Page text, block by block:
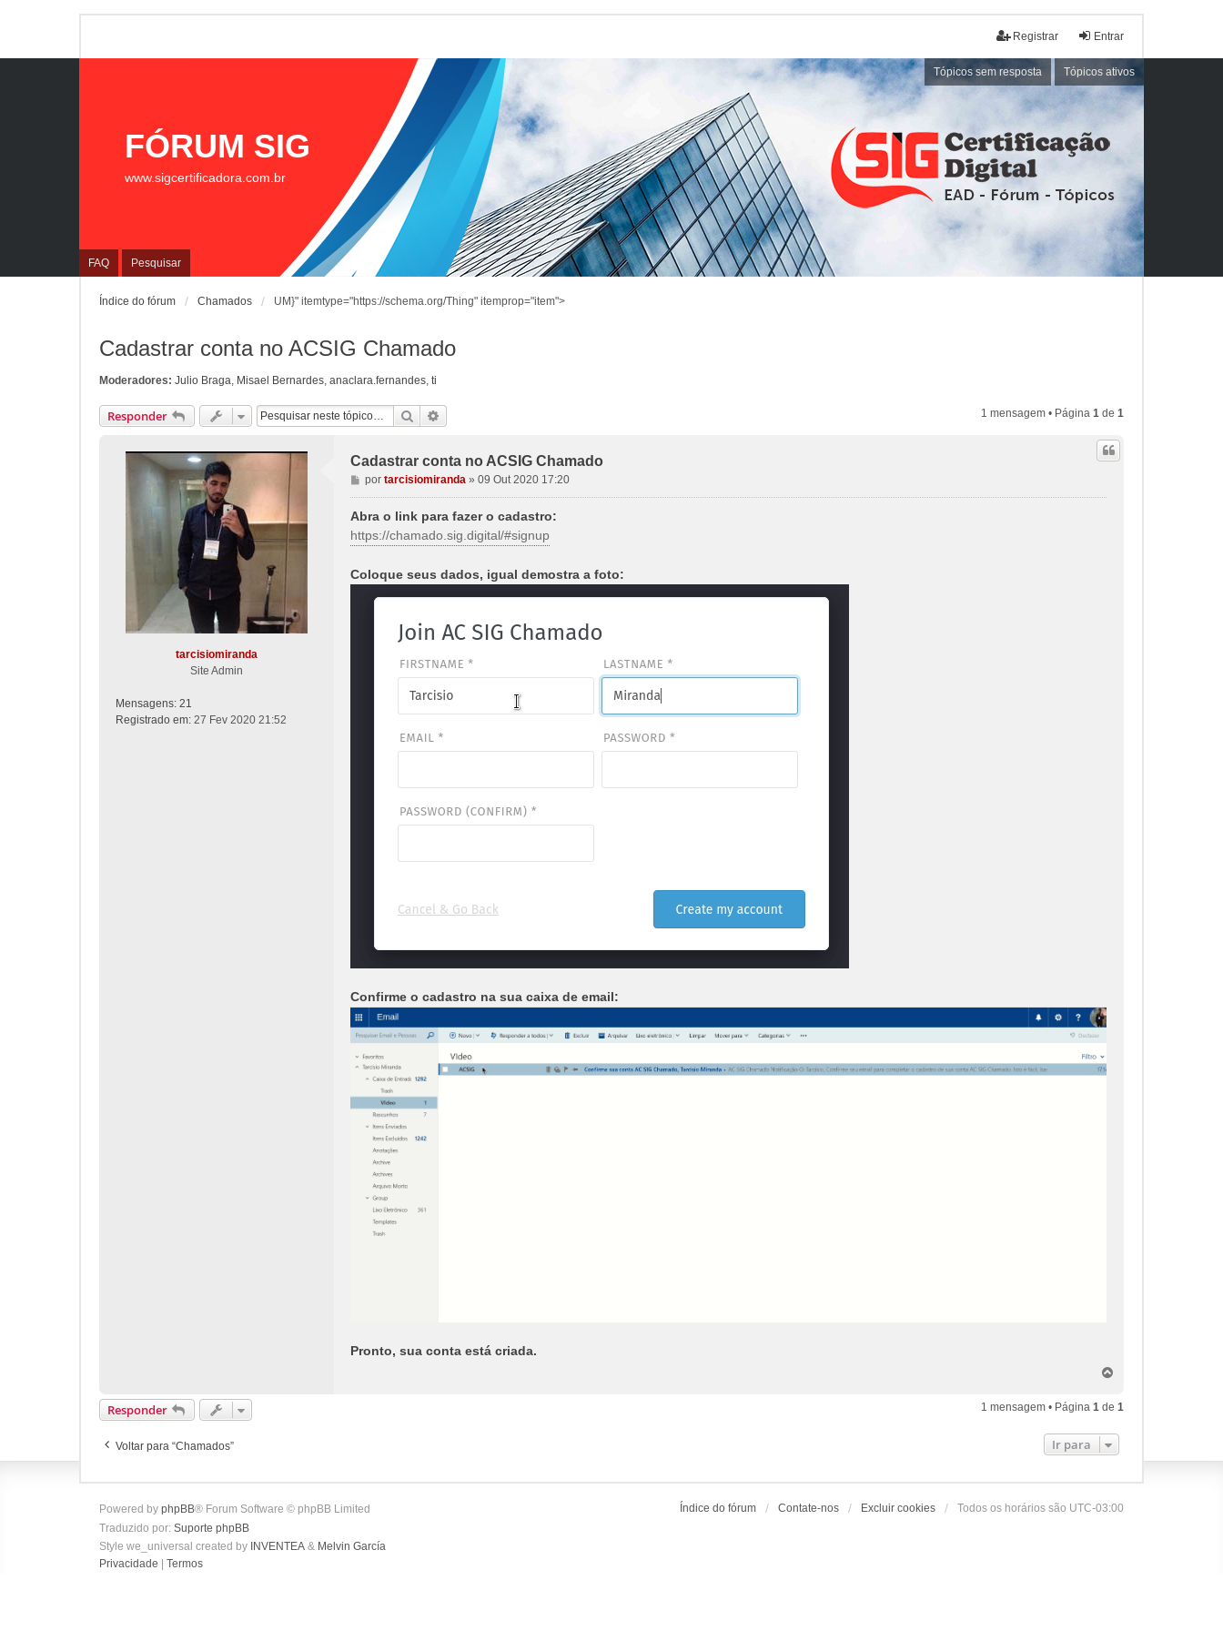
Entrar
Registrar
Tópicos sem resposta Tópicos ativos
FAQ Pesquisar
FÓRUM SIG
www.sigcertificadora.com.br
Índice do fórum Chamados UM}" itemtype="https://schema.org/Thing" itemprop="item">
Cadastrar conta no ACSIG Chamado
Moderadores: Julio Braga, Misael Bernardes, anaclara.fernandes, ti
Responder Pesquisar 1 mensagem • Página 1 de 1
tarcisiomiranda
Site Admin
Mensagens: 21
Registrado em: 27 Fev 2020 21:52
Cadastrar conta no ACSIG Chamado
M
e
n
a
e
por tarcisiomiranda» 09 Out 2020 17:20
Abra o link para fazer o cadastro:
https://chamado.sig.digital/#signup
Coloque seus dados, igual demostra a foto:
Confirme o cadastro na sua caixa de email:
Pronto, sua conta está criada.
t
a
t
o
Responder 1 mensagem • Página 1 de 1
Voltar para “Chamados” Ir para
Índice do fórum Contate-nos Excluir cookies Todos os horários são UTC-03:00
Powered by phpBB® Forum Software © phpBB Limited
Traduzido por: Suporte phpBB
Style we_universal created by INVENTEA & Melvin García
Privacidade
Termos